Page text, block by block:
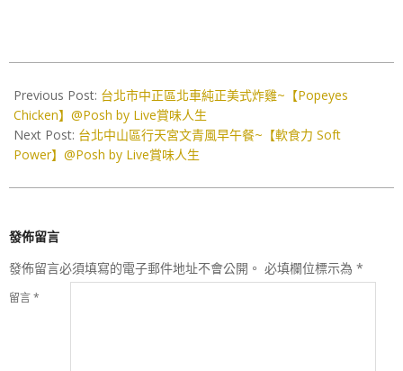
07-
25
Previous Post: 台北市中正區北車純正美式炸雞~【Popeyes
Chicken】@Posh by Live賞味人生
Next Post: 台北中山區行天宮文青風早午餐~【軟食力 Soft
Power】@Posh by Live賞味人生
發佈留言
發佈留言必須填寫的電子郵件地址不會公開。 必填欄位標示為 *
留言*